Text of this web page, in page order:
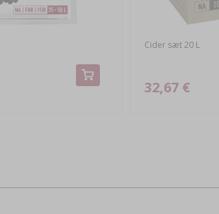
Cider sæt 20 L
32,67 €